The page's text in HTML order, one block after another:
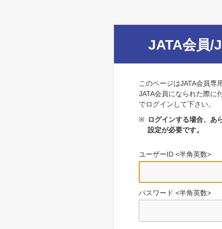
JATA会員/
このページはJATA会員専
JATA会員になられた際に
でログインして下さい。
※ ログインする場合、あ
設定が必要です。
ユーザーID <半角英数>
パスワード <半角英数>